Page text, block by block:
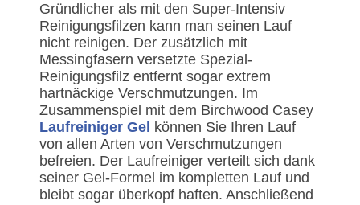
Gründlicher als mit den Super-Intensiv
Reinigungsfilzen kann man seinen Lauf
nicht reinigen. Der zusätzlich mit
Messingfasern versetzte Spezial-
Reinigungsfilz entfernt sogar extrem
hartnäckige Verschmutzungen. Im
Zusammenspiel mit dem Birchwood Casey
Laufreiniger Gel können Sie Ihren Lauf
von allen Arten von Verschmutzungen
befreien. Der Laufreiniger verteilt sich dank
seiner Gel-Formel im kompletten Lauf und
bleibt sogar überkopf haften. Anschließend